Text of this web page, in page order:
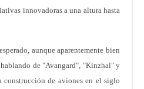
innovadoras a una altura hasta
aunque aparentemente bien
hablando de "Avangard", "Kinzhal" y
construcción de aviones en el siglo